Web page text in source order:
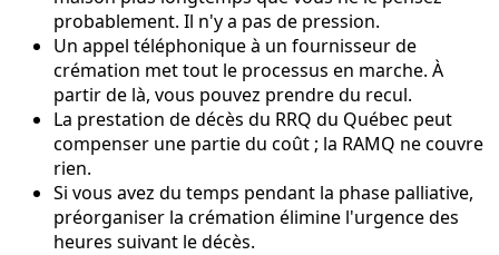
probablement. Il n'y a pas de pression.
Un appel téléphonique à un fournisseur de
crémation met tout le processus en marche. À
partir de là, vous pouvez prendre du recul.
La prestation de décès du RRQ du Québec peut
compenser une partie du coût ; la RAMQ ne couvre
rien.
Si vous avez du temps pendant la phase palliative,
préorganiser la crémation élimine l'urgence des
heures suivant le décès.